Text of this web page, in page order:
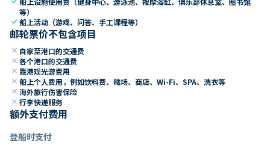
等）
check船上活动（游戏、问答、手工课程等）
邮轮票价不包含项目
close 自家至港口的交通费
close 各个港口的交通费
close 靠港观光游费用
close 船上个人费用，例如饮料费、赌场、商店、Wi-Fi、SPA、洗衣等
close 海外旅行伤害保险
close 行李快递服务
额外支付费用
登船时支付